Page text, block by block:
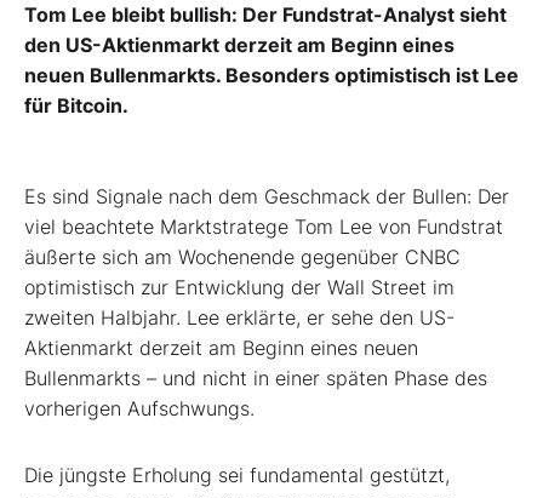
Tom Lee bleibt bullish: Der Fundstrat-Analyst sieht
den US-Aktienmarkt derzeit am Beginn eines
neuen Bullenmarkts. Besonders optimistisch ist Lee
für Bitcoin.
Es sind Signale nach dem Geschmack der Bullen: Der
viel beachtete Marktstratege Tom Lee von Fundstrat
äußerte sich am Wochenende gegenüber CNBC
optimistisch zur Entwicklung der Wall Street im
zweiten Halbjahr. Lee erklärte, er sehe den US-
Aktienmarkt derzeit am Beginn eines neuen
Bullenmarkts – und nicht in einer späten Phase des
vorherigen Aufschwungs.
Die jüngste Erholung sei fundamental gestützt,